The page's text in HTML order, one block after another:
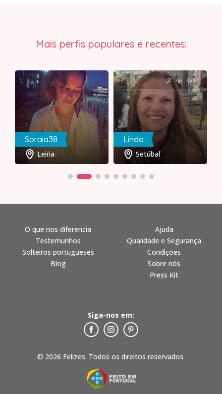
Mais perfis populares e recentes:
Soraia38
Leiria
Linda
Setúbal
© 2026 Felizes. Todos os direitos reservados.
O que nos diferencia
Testemunhos
Solteiros portugueses
Blog
Ajuda
Qualidade e Segurança
Condições
Sobre nós
Press Kit
Siga-nos em: